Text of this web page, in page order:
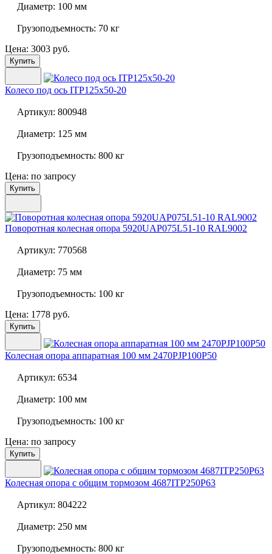
Диаметр: 100 мм
Грузоподъемность: 70 кг
Цена: 3003 руб.
Купить
Колесо под ось ITP125x50-20
Артикул: 800948
Диаметр: 125 мм
Грузоподъемность: 800 кг
Цена: по запросу
Купить
Поворотная колесная опора 5920UAP075L51-10 RAL9002
Артикул: 770568
Диаметр: 75 мм
Грузоподъемность: 100 кг
Цена: 1778 руб.
Купить
Колесная опора аппаратная 100 мм 2470PJP100P50
Артикул: 6534
Диаметр: 100 мм
Грузоподъемность: 100 кг
Цена: по запросу
Купить
Колесная опора с общим тормозом 4687ITP250P63
Артикул: 804222
Диаметр: 250 мм
Грузоподъемность: 800 кг